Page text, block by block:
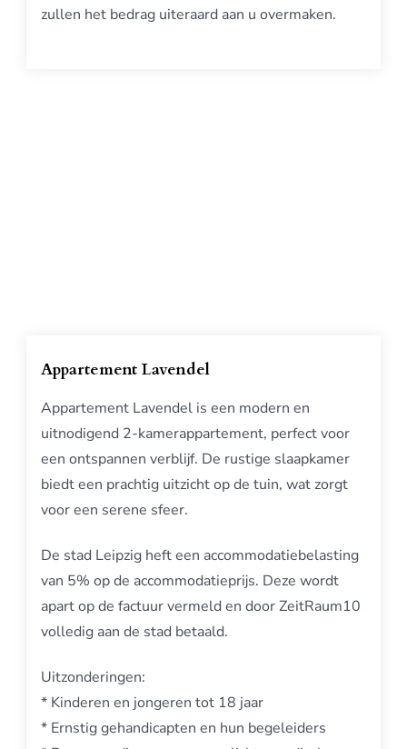
zullen het bedrag uiteraard aan u overmaken.
Appartement Lavendel
Appartement Lavendel is een modern en
uitnodigend 2-kamerappartement, perfect voor
een ontspannen verblijf. De rustige slaapkamer
biedt een prachtig uitzicht op de tuin, wat zorgt
voor een serene sfeer.
De stad Leipzig heft een accommodatiebelasting
van 5% op de accommodatieprijs. Deze wordt
apart op de factuur vermeld en door ZeitRaum10
volledig aan de stad betaald.
Uitzonderingen:
* Kinderen en jongeren tot 18 jaar
* Ernstig gehandicapten en hun begeleiders